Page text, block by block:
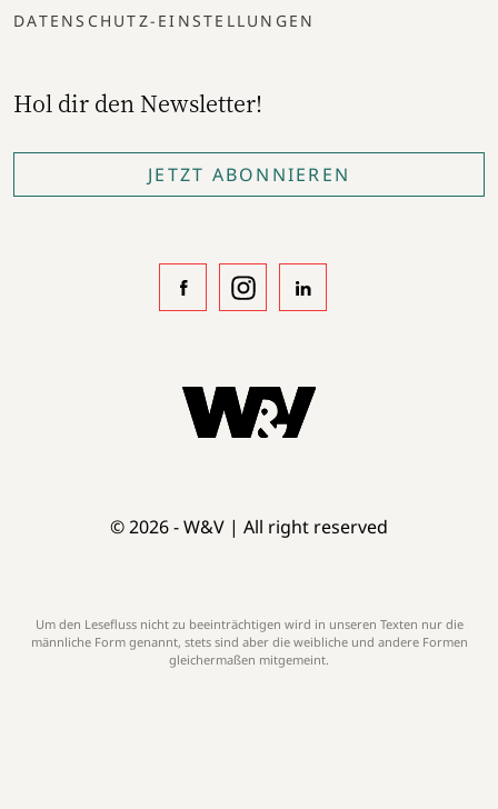
DATENSCHUTZ-EINSTELLUNGEN
Hol dir den Newsletter!
JETZT ABONNIEREN
© 2026 - W&V | All right reserved
Um den Lesefluss nicht zu beeinträchtigen wird in unseren Texten nur die
männliche Form genannt, stets sind aber die weibliche und andere Formen
gleichermaßen mitgemeint.